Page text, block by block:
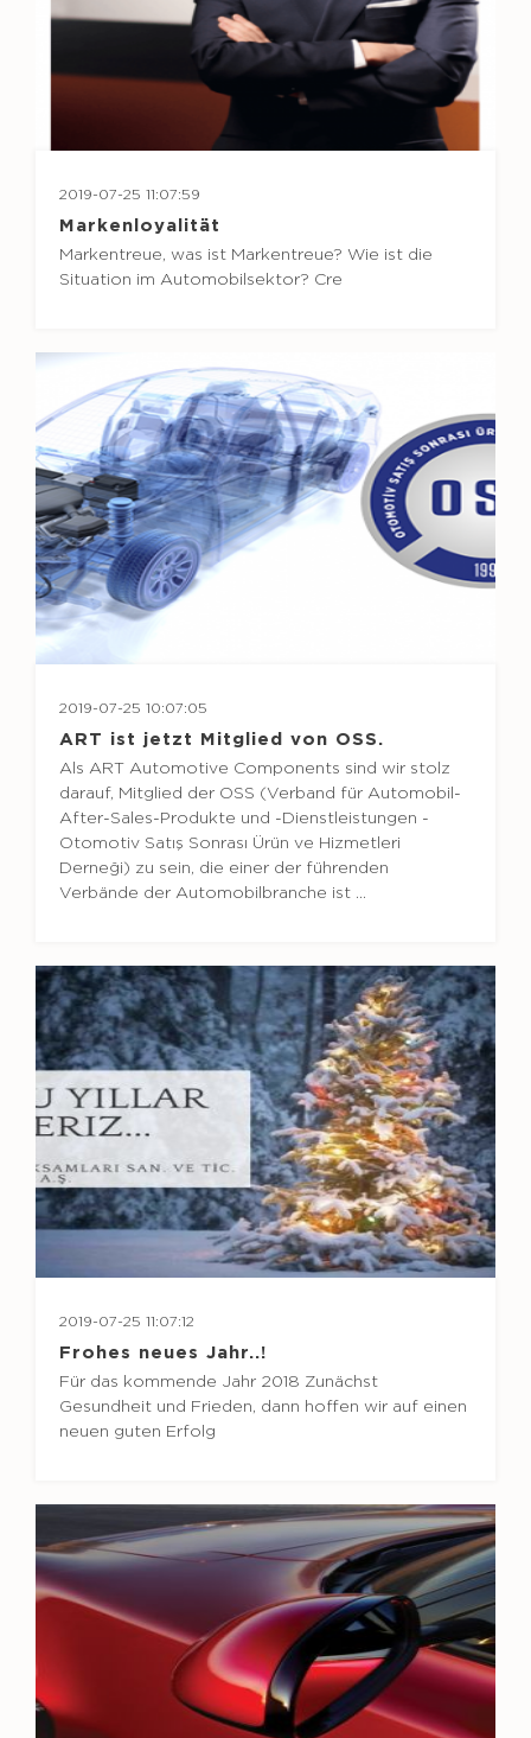
2019-07-25 11:07:59
Markenloyalität
Markentreue, was ist Markentreue? Wie ist die
Situation im Automobilsektor? Cre
2019-07-25 10:07:05
ART ist jetzt Mitglied von OSS.
Als ART Automotive Components sind wir stolz
darauf, Mitglied der OSS (Verband für Automobil-
After-Sales-Produkte und -Dienstleistungen -
Otomotiv Satış Sonrası Ürün ve Hizmetleri
Derneği) zu sein, die einer der führenden
Verbände der Automobilbranche ist ...
2019-07-25 11:07:12
Frohes neues Jahr..!
Für das kommende Jahr 2018 Zunächst
Gesundheit und Frieden, dann hoffen wir auf einen
neuen guten Erfolg